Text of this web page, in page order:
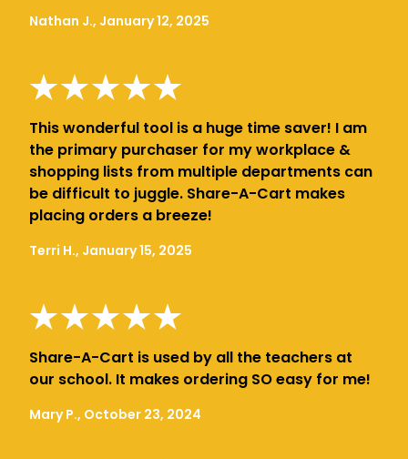
Nathan J., January 12, 2025
This wonderful tool is a huge time saver! I am
the primary purchaser for my workplace &
shopping lists from multiple departments can
be difficult to juggle. Share-A-Cart makes
placing orders a breeze!
Terri H., January 15, 2025
Share-A-Cart is used by all the teachers at
our school. It makes ordering SO easy for me!
Mary P., October 23, 2024